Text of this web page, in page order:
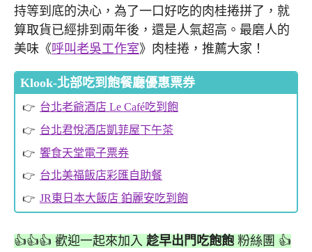
持等到底的決心，為了一口好吃的肉桂捲拼了，就
算取貨已經排到兩年後，還是人氣超高。最磨人的
美味《呼叫老吳工作室》肉桂捲，推薦大家！
Klook-北部吃到飽餐廳優惠票券
台北老爺酒店 Le Café吃到飽
台北君悅酒店凱菲屋下午茶
饗食天堂電子票券
台北美福飯店彩匯自助餐
JR東日本大飯店 鉑麗安吃到飽
👍👍👍 歡迎一起來加入 趁早出門吃飽飽 粉絲團 👍